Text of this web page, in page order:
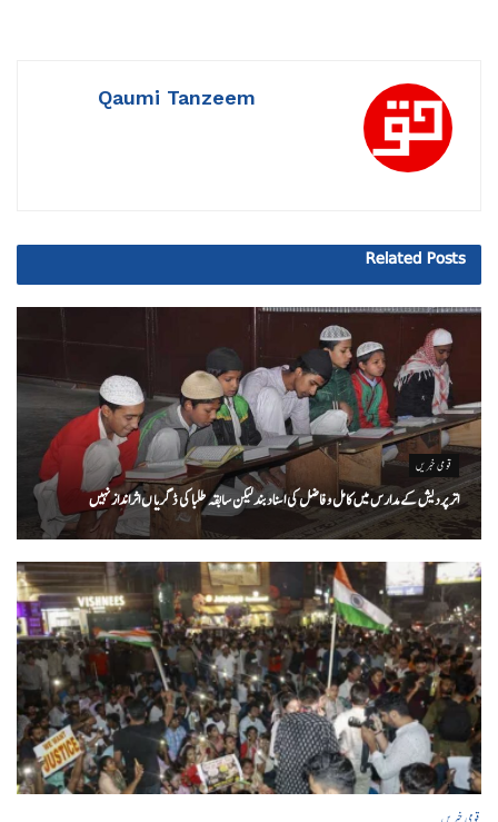
Qaumi Tanzeem
Related Posts
قومی خبریں
اتر پردیش کےمدارس میں کامل و فاضل کی اسناد بند لیکن سابقہ طلبا کی ڈگریا ں اثرانداز نہیں
قومی خبریں